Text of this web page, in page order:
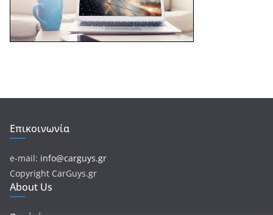
Επικοινωνία
e-mail: info@carguys.gr
Copyright CarGuys.gr
About Us